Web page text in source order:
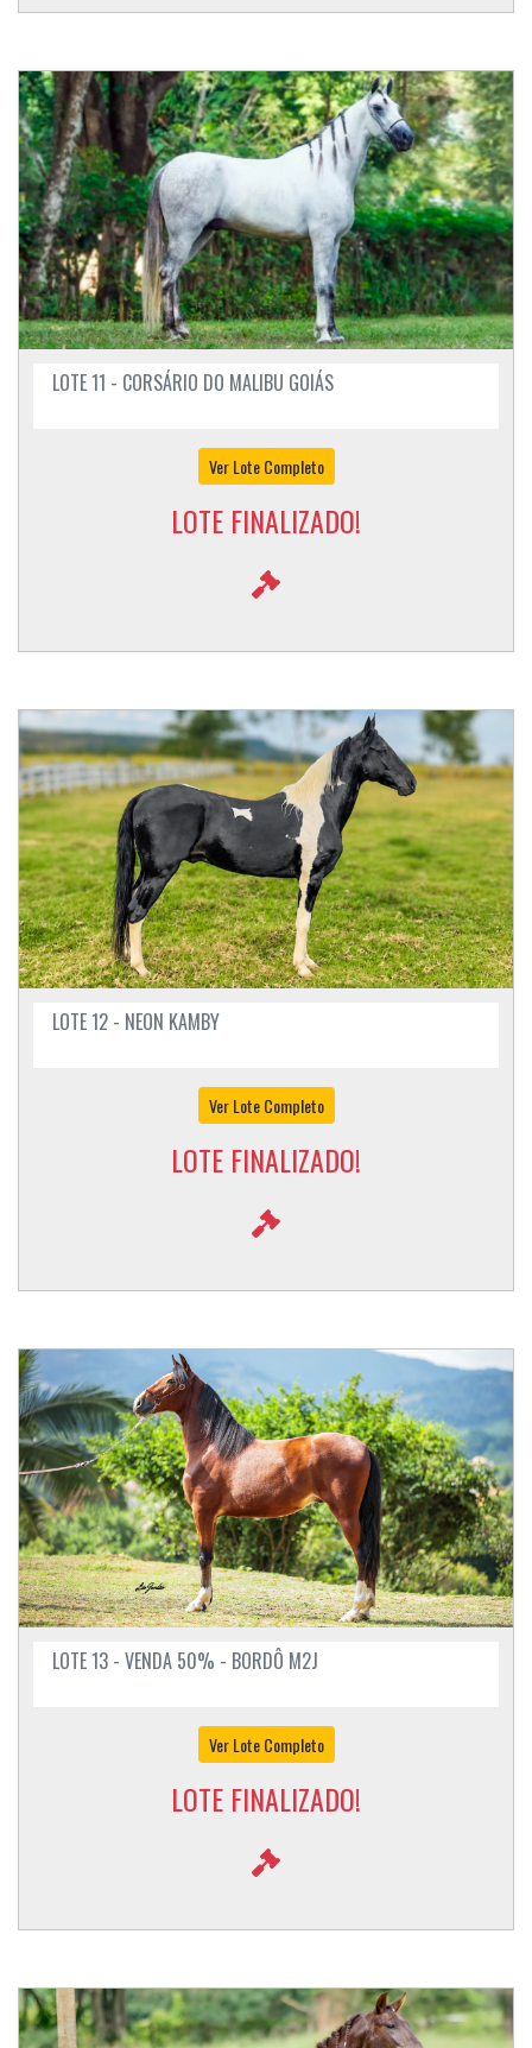
LOTE 11 - CORSÁRIO DO MALIBU GOIÁS
Ver Lote Completo
LOTE FINALIZADO!
LOTE 12 - NEON KAMBY
Ver Lote Completo
LOTE FINALIZADO!
LOTE 13 - VENDA 50% - BORDÔ M2J
Ver Lote Completo
LOTE FINALIZADO!